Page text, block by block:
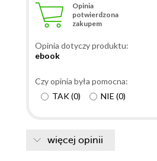
Opinia
potwierdzona
zakupem
Opinia dotyczy produktu:
ebook
Czy opinia była pomocna:
TAK(0) NIE (0)
więcej opinii